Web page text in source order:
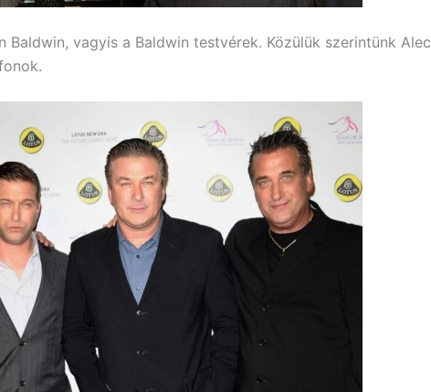
Baldwin, vagyis a Baldwin testvérek. Közülük szerintünk Alec